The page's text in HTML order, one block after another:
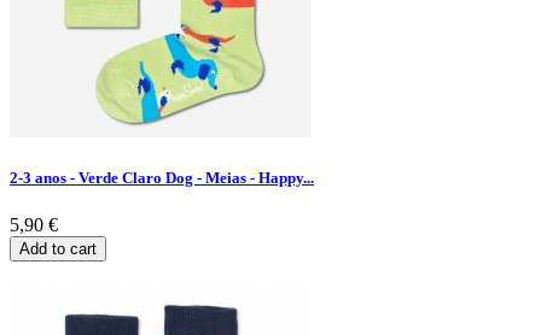
2-3 anos - Verde Claro Dog - Meias - Happy...
5,90 €
Add to cart